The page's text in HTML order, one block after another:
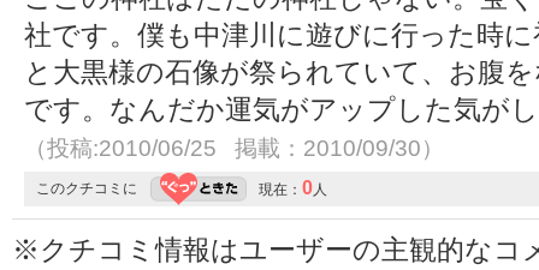
社です。僕も中津川に遊びに行った時
と大黒様の石像が祭られていて、お腹
です。なんだか運気がアップした気が
（投稿:2010/06/25 掲載：2010/09/30）
このクチコミに 現在： 0人
※クチコミ情報はユーザーの主観的なコ